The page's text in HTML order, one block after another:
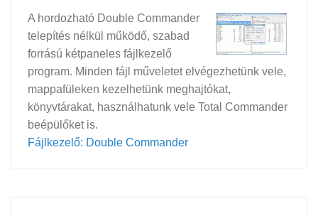
A hordozható Double Commander
telepítés nélkül működő, szabad
forrású kétpaneles fájlkezelő
program. Minden fájl műveletet elvégezhetünk vele,
mappafüleken kezelhetünk meghajtókat,
könyvtárakat, használhatunk vele Total Commander
beépülőket is.
Fájlkezelő: Double Commander